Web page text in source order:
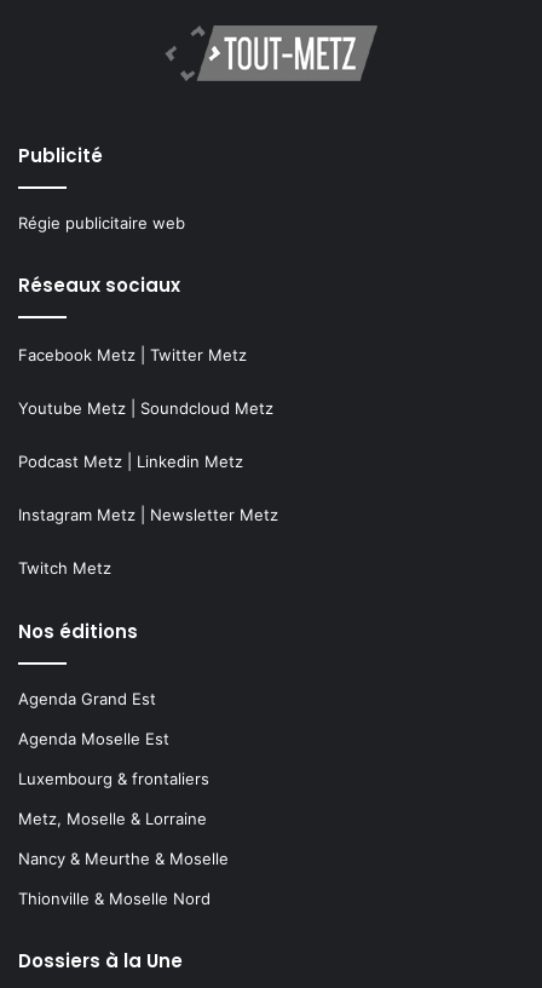
Publicité
Régie publicitaire web
Réseaux sociaux
Facebook Metz Twitter Metz
Youtube Metz Soundcloud Metz
Podcast Metz Linkedin Metz
Instagram Metz Newsletter Metz
Twitch Metz
Nos éditions
Agenda Grand Est
Agenda Moselle Est
Luxembourg & frontaliers
Metz, Moselle & Lorraine
Nancy & Meurthe & Moselle
Thionville & Moselle Nord
Dossiers à la Une